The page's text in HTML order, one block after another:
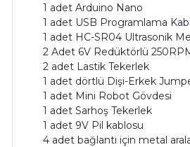
1 adet Arduino Nano
1 adet USB Programlama
1 adet HC-SR04 Ultrasonik
2 Adet 6V Redüktörlü
2 adet Lastik Tekerlek
1 adet dörtlü Dişi-Erkek
1 adet Mini Robot Gövdesi
1 adet Sarhoş Tekerlek
1 adet 9V Pil kablosu
4 adet bağlantı için metal